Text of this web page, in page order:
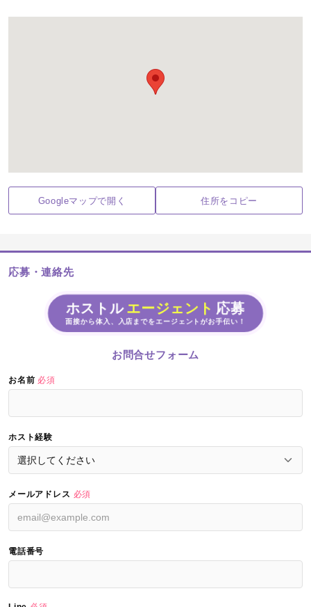
Googleマップで開く 住所をコピー
応募・連絡先
ホストル エージェント 応募
面接から体入、入店までをエージェントがお手伝い！
お問合せフォーム
お名前 必須
ホスト経験
メールアドレス 必須
電話番号